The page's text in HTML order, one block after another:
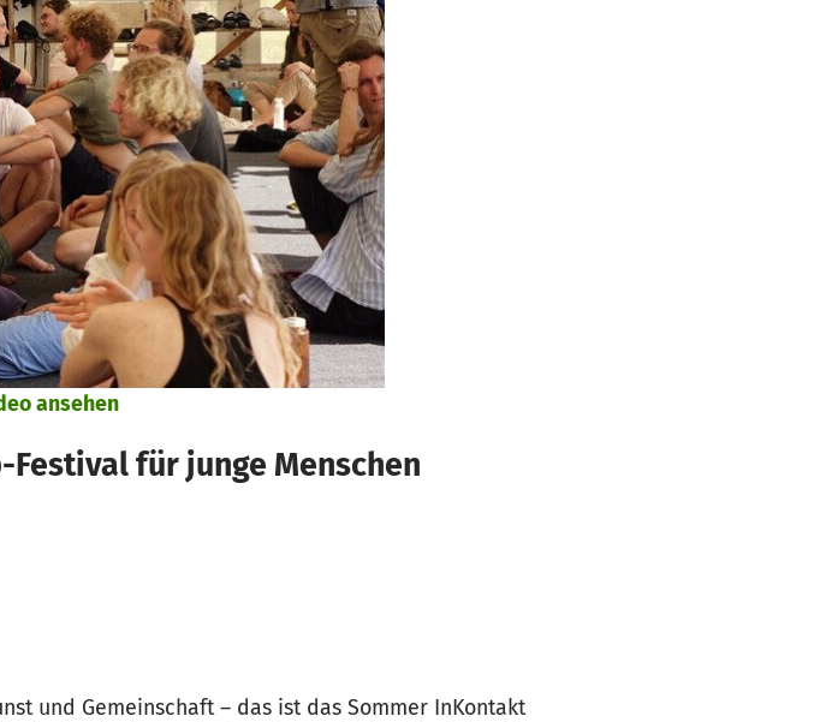
ansehen
für junge Menschen
und Gemeinschaft – das ist das Sommer InKontakt